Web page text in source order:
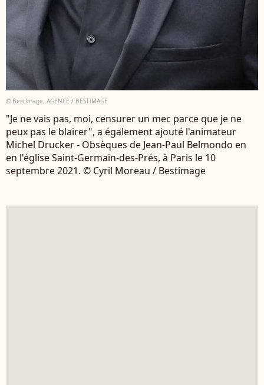
© BestImage, AGENCE / BESTIMAGE
"Je ne vais pas, moi, censurer un mec parce que je ne
peux pas le blairer", a également ajouté l'animateur
Michel Drucker - Obsèques de Jean-Paul Belmondo en
en l'église Saint-Germain-des-Prés, à Paris le 10
septembre 2021. © Cyril Moreau / Bestimage